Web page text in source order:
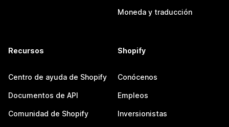
Moneda y traducción
Recursos
Centro de ayuda de Shopify
Documentos de API
Comunidad de Shopify
Shopify
Conócenos
Empleos
Inversionistas